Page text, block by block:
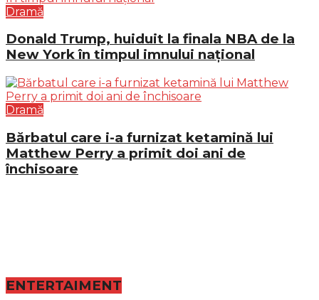
Dramă
Donald Trump, huiduit la finala NBA de la
New York în timpul imnului național
Dramă
Bărbatul care i-a furnizat ketamină lui
Matthew Perry a primit doi ani de
închisoare
ENTERTAIMENT